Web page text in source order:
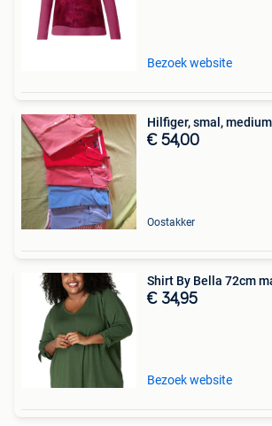
Bezoek website
Hilfiger, smal, medium
€ 54,00
Oostakker
Shirt By Bella 72cm
€ 34,95
Bezoek website